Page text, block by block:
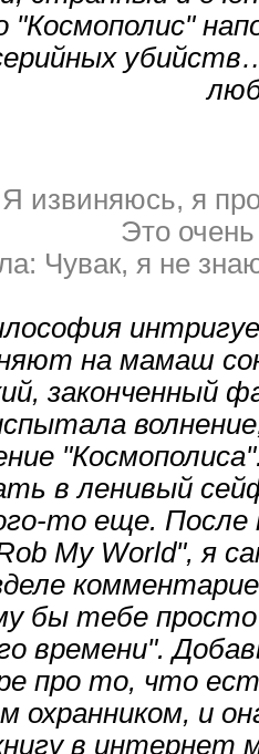
извиняюсь, я
Это
Чувак, я не
на мамаш
законченный
в ленивый
то еще.
My World", я
бы тебе
времени".
про то, что
охранником, и
в интернет